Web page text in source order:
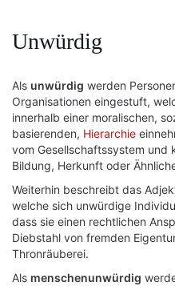
Unwürdig
Als unwürdig werden
Organisationen eingestuft,
innerhalb einer moralischen,
basierenden, Hierarchie
vom Gesellschaftssystem und
Bildung, Herkunft oder
Weiterhin beschreibt das
welche sich unwürdige
dass sie einen rechtlichen
Diebstahl von fremden
Thronräuberei.
Als menschenunwürdig